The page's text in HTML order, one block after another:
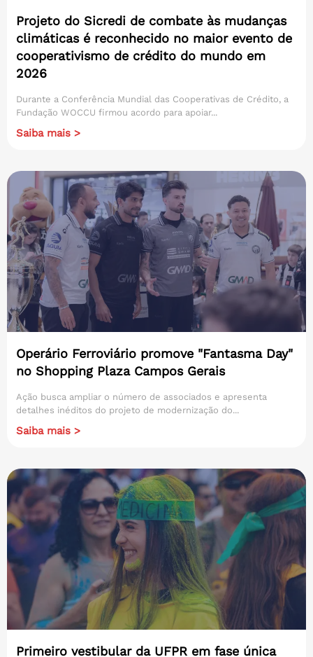
Projeto do Sicredi de combate às mudanças
climáticas é reconhecido no maior evento de
cooperativismo de crédito do mundo em
2026
Durante a Conferência Mundial das Cooperativas de Crédito, a
Fundação WOCCU firmou acordo para apoiar...
Saiba mais >
Operário Ferroviário promove "Fantasma Day"
no Shopping Plaza Campos Gerais
Ação busca ampliar o número de associados e apresenta
detalhes inéditos do projeto de modernização do...
Saiba mais >
Primeiro vestibular da UFPR em fase única